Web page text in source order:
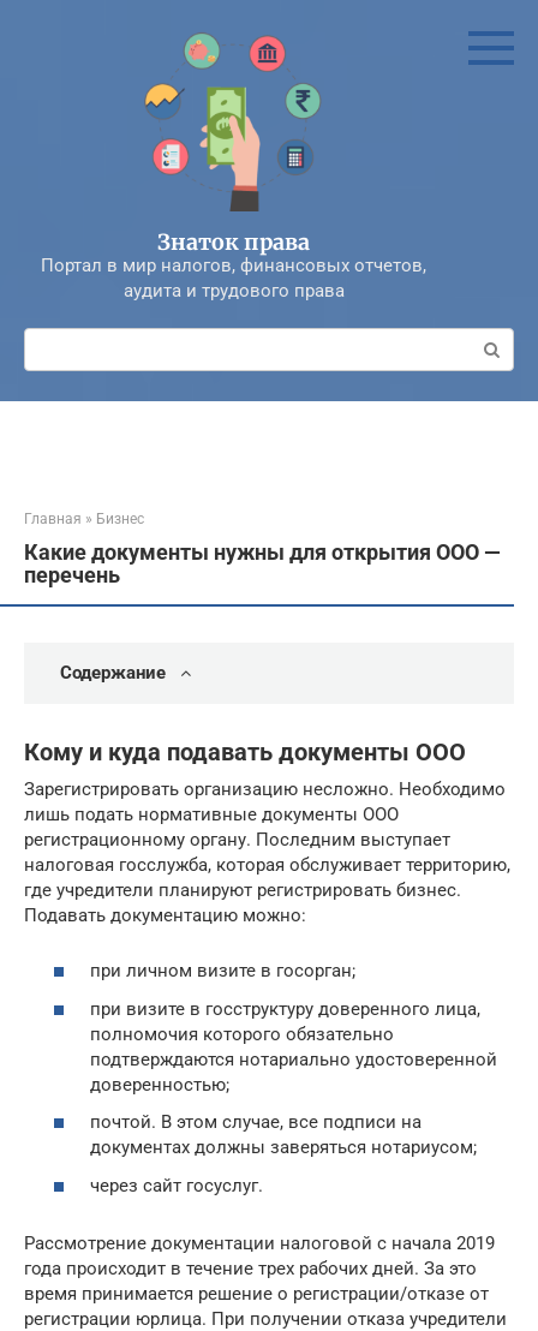
Знаток права
Портал в мир налогов, финансовых отчетов,
аудита и трудового права
Поиск:
Главная » Бизнес
Какие документы нужны для открытия ООО —
перечень
Содержание
Кому и куда подавать документы ООО
Зарегистрировать организацию несложно. Необходимо
лишь подать нормативные документы ООО
регистрационному органу. Последним выступает
налоговая госслужба, которая обслуживает территорию,
где учредители планируют регистрировать бизнес.
Подавать документацию можно:
при личном визите в госорган;
при визите в госструктуру доверенного лица,
полномочия которого обязательно
подтверждаются нотариально удостоверенной
доверенностью;
почтой. В этом случае, все подписи на
документах должны заверяться нотариусом;
через сайт госуслуг.
Рассмотрение документации налоговой с начала 2019
года происходит в течение трех рабочих дней. За это
время принимается решение о регистрации/отказе от
регистрации юрлица. При получении отказа учредители